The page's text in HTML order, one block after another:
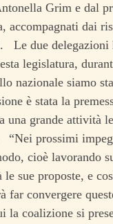
Grim e dal
accompagnati dai
Le due delegazioni
legislatura,
nazionale siamo
è stata la
una grande attività
“Nei prossimi
cioè lavorando
sue proposte, e
far convergere
la coalizione si